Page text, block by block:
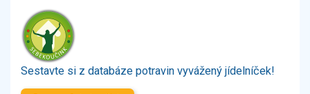
Brambory, luštěniny, houby
Sladkosti, slané výrobky
Zmrzliny
Ochucovadla, přísady, sladidla
Sušené směsi
Sestavte si z databáze potravin vyvážený jídelníček!